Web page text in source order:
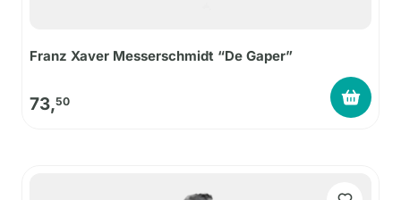
Franz Xaver Messerschmidt “De Gaper”
73,50